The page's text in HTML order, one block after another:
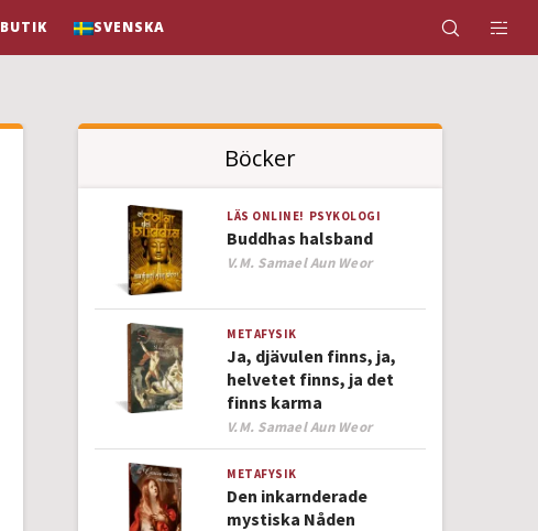
BUTIK SVENSKA
Böcker
LÄS ONLINE! PSYKOLOGI
Buddhas halsband
Author
V.M. Samael Aun Weor
METAFYSIK
Ja, djävulen finns, ja,
helvetet finns, ja det
finns karma
Author
V.M. Samael Aun Weor
METAFYSIK
Den inkarnderade
mystiska Nåden